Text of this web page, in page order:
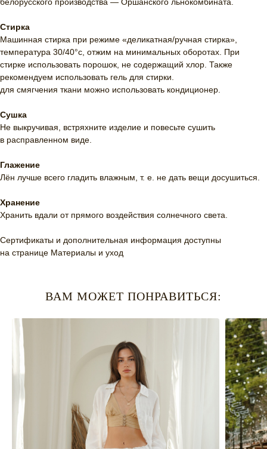
Стирка
Машинная стирка при режиме «деликатная/ручная стирка»,
температура 30/40°c, отжим на минимальных оборотах. При
стирке использовать порошок, не содержащий хлор. Также
рекомендуем использовать гель для стирки.
для смягчения ткани можно использовать кондиционер.
Сушка
Не выкручивая, встряхните изделие и повесьте сушить
в расправленном виде.
Глажение
Лён лучше всего гладить влажным, т. е. не дать вещи досушиться.
Хранение
Хранить вдали от прямого воздействия солнечного света.
Сертификаты и дополнительная информация доступны
на странице Материалы и уход
ВАМ МОЖЕТ ПОНРАВИТЬСЯ: